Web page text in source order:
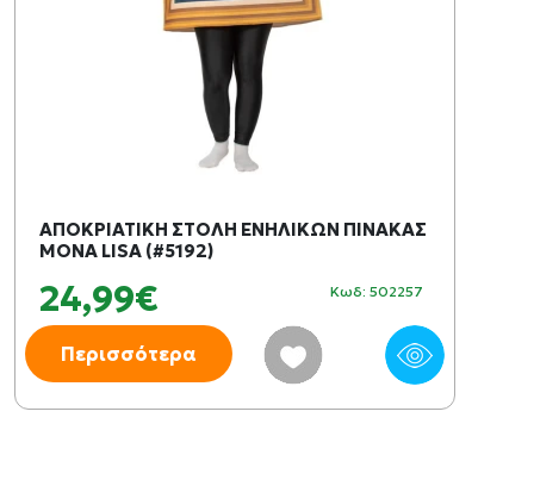
ΑΠΟΚΡΙΑΤΙΚΗ ΣΤΟΛΗ ΕΝΗΛΙΚΩΝ ΠΙΝΑΚΑΣ
MONA LISA (#5192)
24,99€ Κωδ: 502257
Περισσότερα